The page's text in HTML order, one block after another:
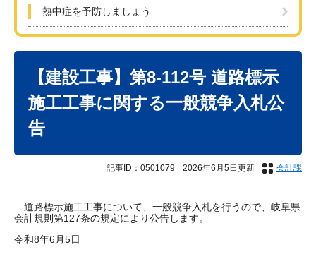
熱中症を予防しましょう
【建設工事】第8-112号 道路標示
施工工事に関する一般競争入札公
告
記事ID：0501079 2026年6月5日更新 会計課
道路標示施工工事について、一般競争入札を行うので、岐阜県
会計規則第127条の規定により公告します。
令和8年6月5日